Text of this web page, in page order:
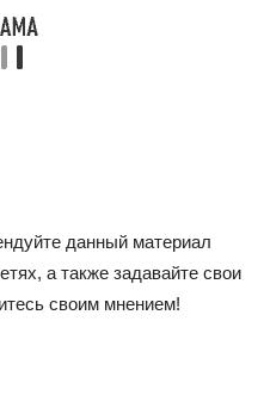
данный материал
а также задавайте свои
своим мнением!